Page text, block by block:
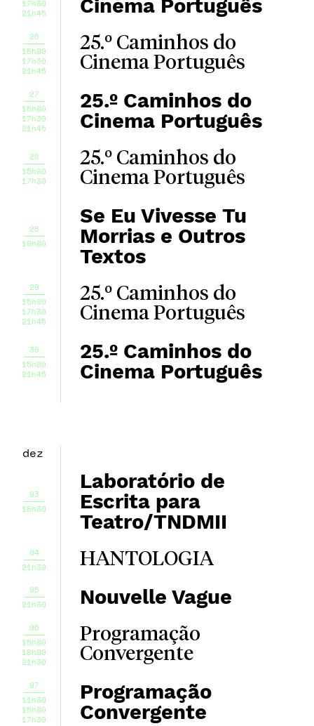
17h30
21h45
Cinema Português
26
15h00
17h30
21h45
25.º Caminhos do
Cinema Português
27
15h00
17h30
21h45
25.º Caminhos do
Cinema Português
28
15h00
17h30
25.º Caminhos do
Cinema Português
28
19h00
Se Eu Vivesse Tu
Morrias e Outros
Textos
29
15h00
17h30
21h45
25.º Caminhos do
Cinema Português
30
15h00
21h45
25.º Caminhos do
Cinema Português
dez
03
18h30
Laboratório de
Escrita para
Teatro/TNDMII
04
21h30
HANTOLOGIA
05
21h30
Nouvelle Vague
06
15h00
18h00
21h30
Programação
Convergente
07
11h30
15h00
17h30
Programação
Convergente